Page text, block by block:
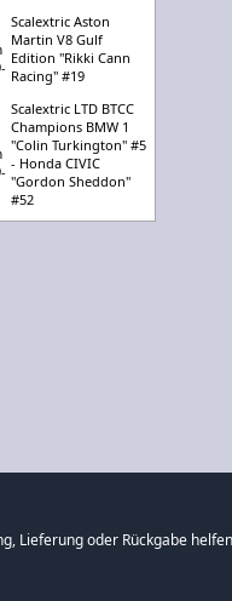
Scalextric Aston
Martin V8 Gulf
Edition "Rikki Cann
Racing" #19
Scalextric LTD BTCC
Champions BMW 1
"Colin Turkington" #5
- Honda CIVIC
"Gordon Sheddon"
#52
Lieferung oder Rückgabe